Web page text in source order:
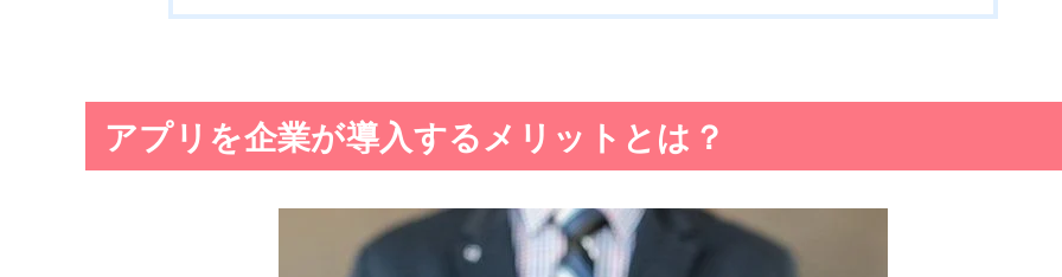
アプリを企業が導入するメリットとは？